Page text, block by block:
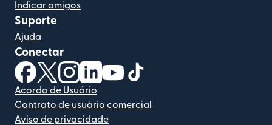
Indicar amigos
Suporte
Ajuda
Conectar
(abre em uma nova janela)
(abre em uma nova janela)
(abre em uma nova janela)
(abre em uma nova janela)
(abre em uma nova janela)
Acordo de Usuário
Contrato de usuário comercial
Aviso de privacidade